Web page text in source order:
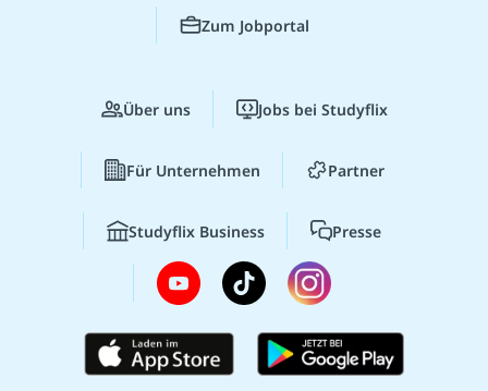
Zum Jobportal
Über uns Jobs bei Studyflix
Für Unternehmen Partner
Studyflix Business Presse